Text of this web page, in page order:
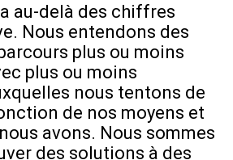
au-delà des chiffres
Nous entendons des
plus ou moins
plus ou moins
nous tentons de
de nos moyens et
avons. Nous sommes
des solutions à des